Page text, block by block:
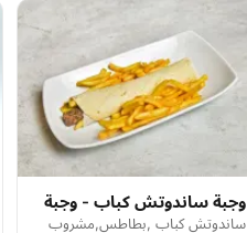
وجبة ساندوتش كباب - وجبة
ساندوتش كباب ,بطاطس,مشروب